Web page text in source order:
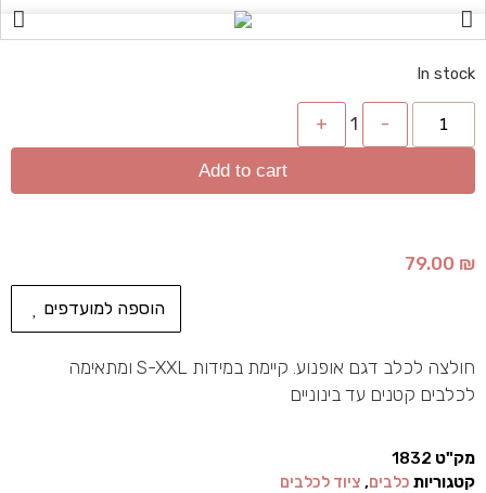
In stock
-
1
+
Add to cart
79.00 ₪
הוספה למועדפים
חולצה לכלב דגם אופנוע. קיימת במידות S-XXL ומתאימה
לכלבים קטנים עד בינוניים
מק"ט 1832
קטגוריות כלבים, ציוד לכלבים